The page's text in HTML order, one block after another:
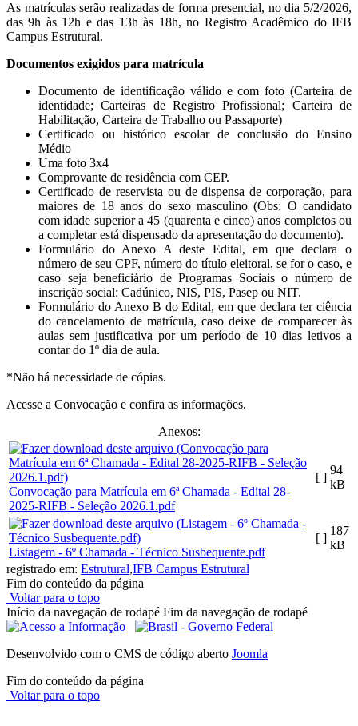
As matrículas serão realizadas de forma presencial, no dia 5/2/2026,
das 9h às 12h e das 13h às 18h, no Registro Acadêmico do IFB
Campus Estrutural.
Documentos exigidos para matrícula
Documento de identificação válido e com foto (Carteira de
identidade; Carteiras de Registro Profissional; Carteira de
Habilitação, Carteira de Trabalho ou Passaporte)
Certificado ou histórico escolar de conclusão do Ensino
Médio
Uma foto 3x4
Comprovante de residência com CEP.
Certificado de reservista ou de dispensa de corporação, para
maiores de 18 anos do sexo masculino (Obs: O candidato
com idade superior a 45 (quarenta e cinco) anos completos ou
a completar está dispensado da apresentação do documento).
Formulário do Anexo A deste Edital, em que declara o
número de seu CPF, número do título eleitoral, se for o caso, e
caso seja beneficiário de Programas Sociais o número de
inscrição social: Cadúnico, NIS, PIS, Pasep ou NIT.
Formulário do Anexo B do Edital, em que declara ter ciência
do cancelamento de matrícula, caso deixe de comparecer às
aulas sem justificativa por um período de 10 dias letivos a
contar do 1º dia de aula.
*Não há necessidade de cópias.
Acesse a Convocação e confira as informações.
Anexos:
Convocação para Matrícula em 6ª Chamada - Edital 28-
2025-RIFB - Seleção 2026.1.pdf
[ ]
94
kB
Listagem - 6º Chamada - Técnico Susbequente.pdf
[ ]
187
kB
registrado em: Estrutural,IFB Campus Estrutural
Fim do conteúdo da página
Voltar para o topo
Início da navegação de rodapé Fim da navegação de rodapé
Desenvolvido com o CMS de código aberto Joomla
Fim do conteúdo da página
Voltar para o topo